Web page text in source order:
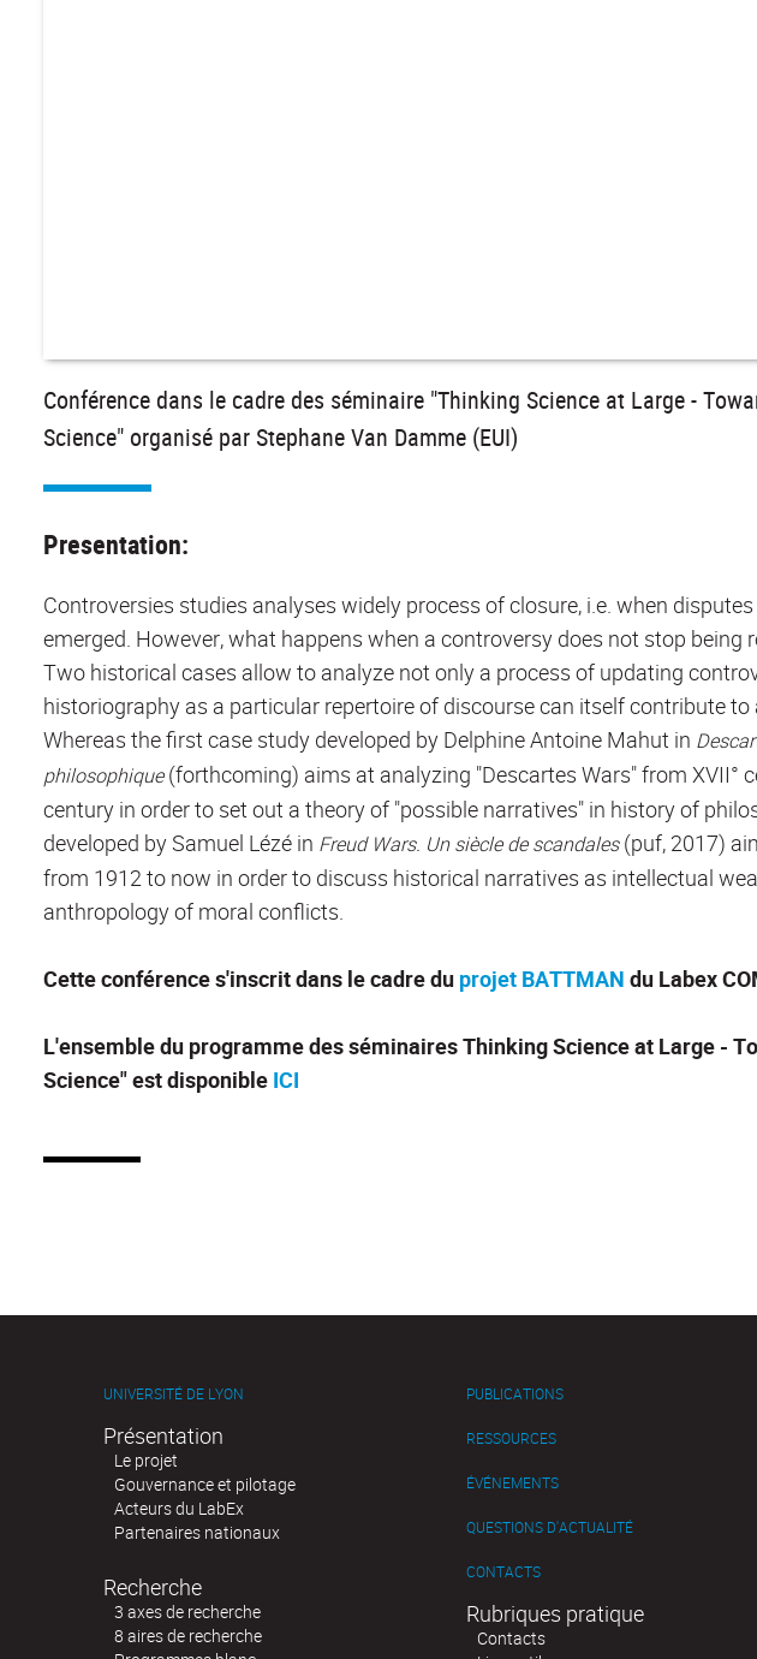
Conférence dans le cadre des séminaire "Thinking Science at Large -
Science" organisé par Stephane Van Damme (EUI)
Presentation:
Controversies studies analyses widely process of closure, i.e. when
emerged. However, what happens when a controversy does not stop being
Two historical cases allow to analyze not only a process of updating
historiography as a particular repertoire of discourse can itself contribute to
Whereas the first case study developed by Delphine Antoine Mahut in
philosophique(forthcoming) aims at analyzing "Descartes Wars" from XVII°
century in order to set out a theory of "possible narratives" in history of
developed by Samuel Lézé in Freud Wars. Un siècle de scandales(puf, 2017)
from 1912 to now in order to discuss historical narratives as intellectual
anthropology of moral conflicts.
Cette conférence s'inscrit dans le cadre du projet BATTMAN du Labex
L'ensemble du programme des séminaires Thinking Science at Large -
Science" est disponible ICI
UNIVERSITÉ DE LYON
Présentation
Le projet
Gouvernance et pilotage
Acteurs du LabEx
Partenaires nationaux
Recherche
3 axes de recherche
8 aires de recherche
PUBLICATIONS
RESSOURCES
ÉVÉNEMENTS
QUESTIONS D'ACTUALITÉ
CONTACTS
Rubriques pratique
Contacts